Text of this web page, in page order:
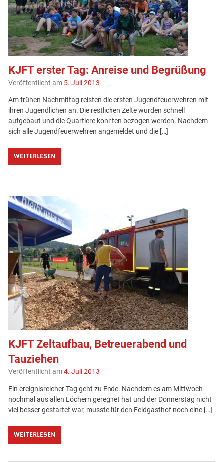
KJFT erster Tag: Anreise und Begrüßung
Veröffentlicht am 5. Juli 2013
Am frühen Nachmittag reisten die ersten Jugendfeuerwehren mit
ihren Jugendlichen an. Die restlichen Zelte wurden schnell
aufgebaut und die Quartiere konnten bezogen werden. Nachdem
sich alle Jugendfeuerwehren angemeldet und die […]
WEITERLESEN
KJFT Zeltaufbau, Betreuerabend und
Tauziehen
Veröffentlicht am4. Juli 2013
Ein ereignisreicher Tag geht zu Ende. Nachdem es am Mittwoch
nochmal aus allen Löchern geregnet hat und der Donnerstag nicht
viel besser gestartet war, musste für den Feldgasthof noch eine […]
WEITERLESEN